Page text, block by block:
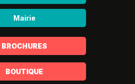
Mairie
BROCHURES
BOUTIQUE